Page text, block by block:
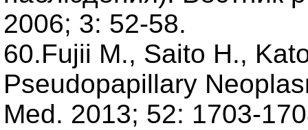
2006; 3: 52-58.
60.Fujii M., Saito H.,
Pseudopapillary
Med. 2013; 52: 1703-